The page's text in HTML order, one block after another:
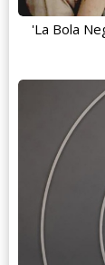
'La Bola